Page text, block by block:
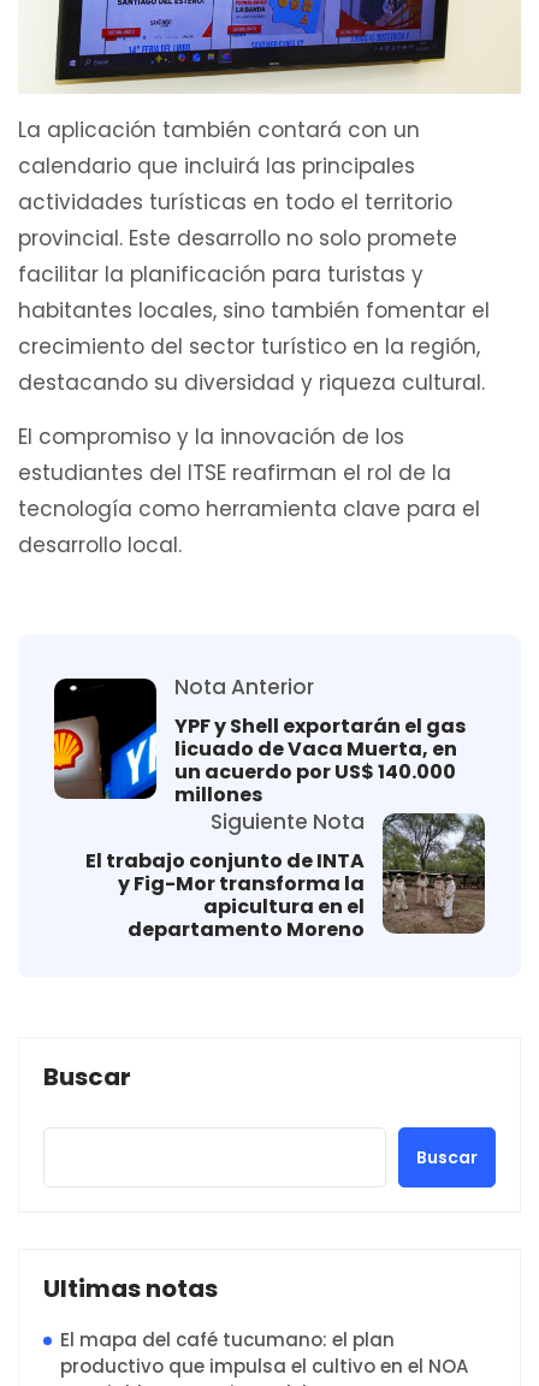
La aplicación también contará con un
calendario que incluirá las principales
actividades turísticas en todo el territorio
provincial. Este desarrollo no solo promete
facilitar la planificación para turistas y
habitantes locales, sino también fomentar el
crecimiento del sector turístico en la región,
destacando su diversidad y riqueza cultural.
El compromiso y la innovación de los
estudiantes del ITSE reafirman el rol de la
tecnología como herramienta clave para el
desarrollo local.
Nota Anterior
YPF y Shell exportarán el gas
licuado de Vaca Muerta, en
un acuerdo por US$ 140.000
millones
Siguiente Nota
El trabajo conjunto de INTA
y Fig-Mor transforma la
apicultura en el
departamento Moreno
Buscar
Buscar
Ultimas notas
El mapa del café tucumano: el plan
productivo que impulsa el cultivo en el NOA